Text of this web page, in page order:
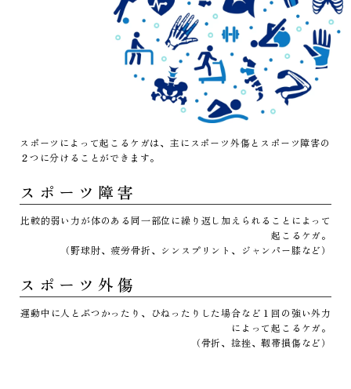
スポーツによって起こるケガは、主にスポーツ外傷とスポーツ障害の
２つに分けることができます。
スポーツ障害
比較的弱い力が体のある同一部位に繰り返し加えられることによって
起こるケガ。
（野球肘、疲労骨折、シンスプリント、ジャンパー膝など）
スポーツ外傷
運動中に人とぶつかったり、ひねったりした場合など１回の強い外力
によって起こるケガ。
（骨折、捻挫、靱帯損傷など）